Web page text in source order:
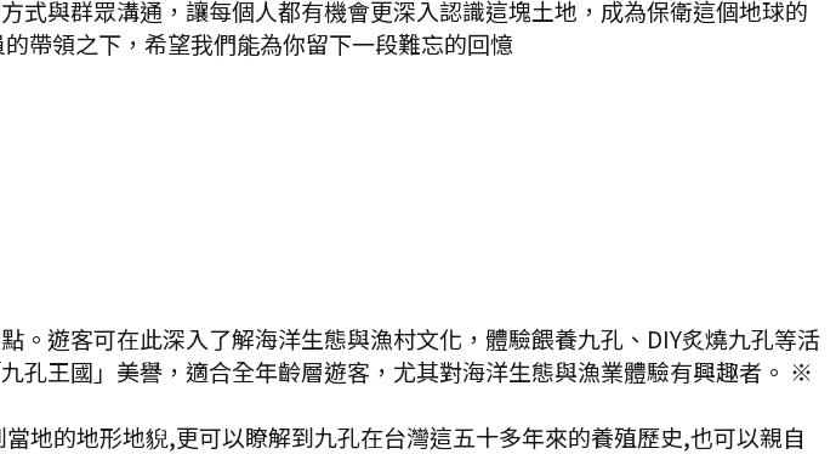
與群眾溝通，讓每個人都有機會更深入認識這塊土地，成為保衛這個地球的
帶領之下，希望我們能為你留下一段難忘的回憶
遊客可在此深入了解海洋生態與漁村文化，體驗餵養九孔、DIY炙燒九孔等活
孔王國」美譽，適合全年齡層遊客，尤其對海洋生態與漁業體驗有興趣者。 ※
地的地形地貎,更可以瞭解到九孔在台灣這五十多年來的養殖歷史,也可以親自